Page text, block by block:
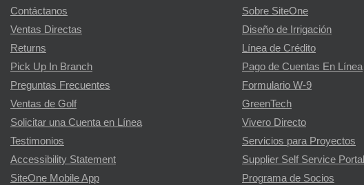
Contáctanos
Ventas Directas
Returns
Pick Up In Branch
Preguntas Frecuentes
Ventas de Golf
Solicitar una Cuenta en Línea
Testimonios
Accessibility Statement
SiteOne Mobile App
Sobre SiteOne
Diseño de Irrigación
Línea de Crédito
Pago de Cuentas En Línea
Formulario W-9
GreenTech
Vivero Directo
Servicios para Proyectos
Supplier Self Service Portal
Programa de Socios